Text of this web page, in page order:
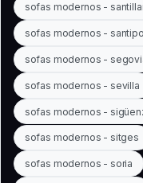
sofas modernos -
sofas modernos -
sofas modernos -
sofas modernos - sevilla
sofas modernos -
sofas modernos - sitges
sofas modernos - soria